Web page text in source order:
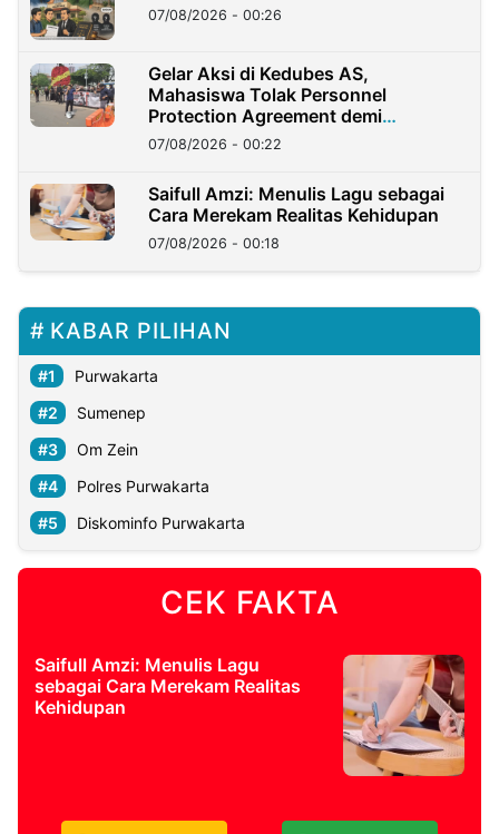
07/08/2026 - 00:26
Gelar Aksi di Kedubes AS,
Mahasiswa Tolak Personnel
Protection Agreement demi
Kedaulatan Negara
07/08/2026 - 00:22
Saifull Amzi: Menulis Lagu sebagai
Cara Merekam Realitas Kehidupan
07/08/2026 - 00:18
KABAR PILIHAN
Purwakarta
Sumenep
Om Zein
Polres Purwakarta
Diskominfo Purwakarta
CEK FAKTA
Saifull Amzi: Menulis Lagu
sebagai Cara Merekam Realitas
Kehidupan